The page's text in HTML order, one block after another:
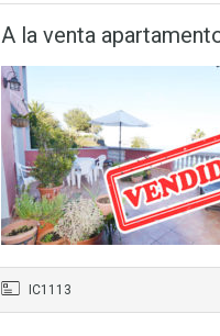
A la venta
IC1113